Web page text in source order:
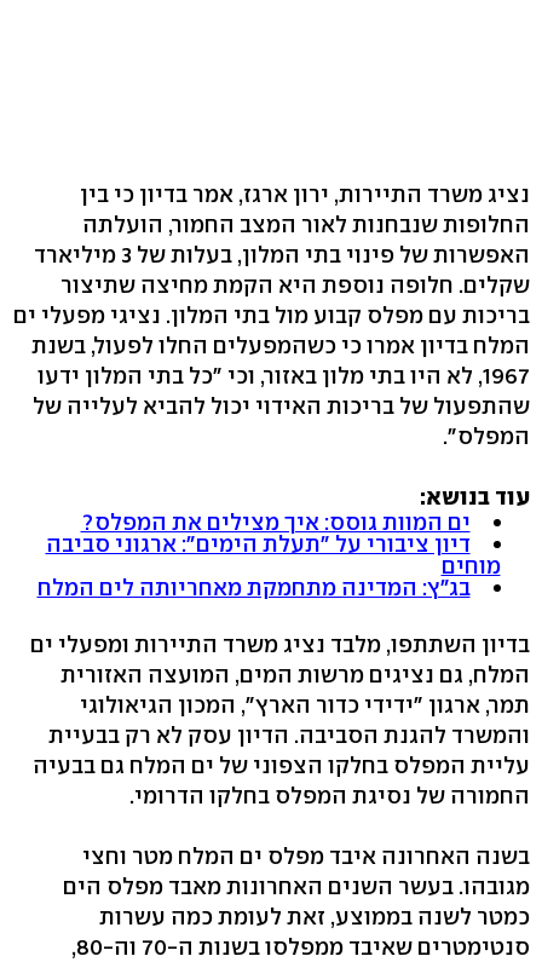
נציג משרד התיירות, ירון ארגז, אמר בדיון כי בין
החלופות שנבחנות לאור המצב החמור, הועלתה
האפשרות של פינוי בתי המלון, בעלות של 3 מיליארד
שקלים. חלופה נוספת היא הקמת מחיצה שתיצור
בריכות עם מפלס קבוע מול בתי המלון. נציגי מפעלי ים
המלח בדיון אמרו כי כשהמפעלים החלו לפעול, בשנת
1967, לא היו בתי מלון באזור, וכי "כל בתי המלון ידעו
שהתפעול של בריכות האידוי יכול להביא לעלייה של
המפלס".
עוד בנושא:
ים המוות גוסס: איך מצילים את המפלס?
דיון ציבורי על "תעלת הימים": ארגוני סביבה
מוחים
בג"ץ: המדינה מתחמקת מאחריותה לים המלח
בדיון השתתפו, מלבד נציג משרד התיירות ומפעלי ים
המלח, גם נציגים מרשות המים, המועצה האזורית
תמר, ארגון "ידידי כדור הארץ", המכון הגיאולוגי
והמשרד להגנת הסביבה. הדיון עסק לא רק בבעיית
עליית המפלס בחלקו הצפוני של ים המלח גם בבעיה
החמורה של נסיגת המפלס בחלקו הדרומי.
בשנה האחרונה איבד מפלס ים המלח מטר וחצי
מגובהו. בעשר השנים האחרונות מאבד מפלס הים
כמטר לשנה בממוצע, זאת לעומת כמה עשרות
סנטימטרים שאיבד ממפלסו בשנות ה-70 וה-80,